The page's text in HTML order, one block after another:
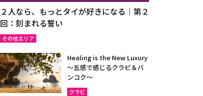
２人なら、もっとタイが好きになる｜第２
回：刻まれる誓い
その他エリア
Healing is the New Luxury
～五感で感じるクラビ＆バ
ンコク～
クラビ